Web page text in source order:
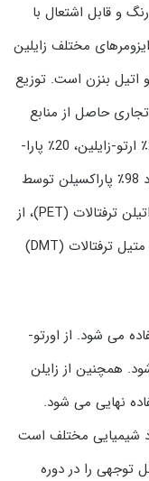
و قابل اشتعال با
مختلف زایلین
و اتیل بنزن است. توزیع
حاصل از منابع
نفتی حاوی تقریباً 40 الی 50٪ متا-زایلین، 20٪ ارتو-زایلین، 20٪ پارا-
زایلین و 5٪ الی 15٪ اتیل بنزن هستند. حدود 98٪ پاراکسیلن توسط
زنجیره پلی استر برای تولید فیلم، فیبر و پلی اتیلن ترفتالات (PET)، از
طریق یکی از دو واسطه مصرف می شود: دی متیل ترفتالات (DMT)
می شود. از اورتو-
همچنین از زایلن
نهایی می شود.
شیمیایی مختلف است
توجهی را در دوره